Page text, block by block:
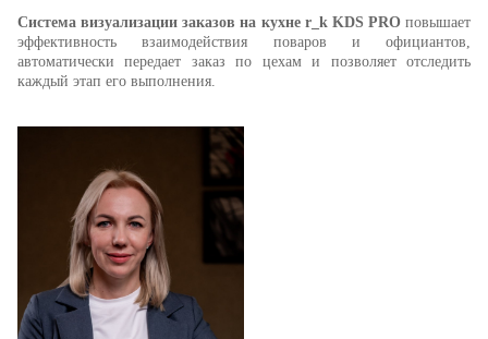
Система визуализации заказов на кухне r_k KDS PRO повышает
эффективность взаимодействия поваров и официантов,
автоматически передает заказ по цехам и позволяет отследить
каждый этап его выполнения.